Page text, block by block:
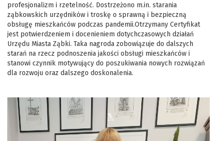
profesjonalizm i rzetelność. Dostrzeżono m.in. starania
ząbkowskich urzędników i troskę o sprawną i bezpieczną
obsługę mieszkańców podczas pandemii.Otrzymany Certyfikat
jest potwierdzeniem i docenieniem dotychczasowych działań
Urzędu Miasta Ząbki. Taka nagroda zobowiązuje do dalszych
starań na rzecz podnoszenia jakości obsługi mieszkańców i
stanowi czynnik motywujący do poszukiwania nowych rozwiązań
dla rozwoju oraz dalszego doskonalenia.